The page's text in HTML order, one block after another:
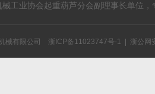
工业协会起重葫芦分会副理事长单位
械有限公司 浙ICP备11023747号-1 浙公网